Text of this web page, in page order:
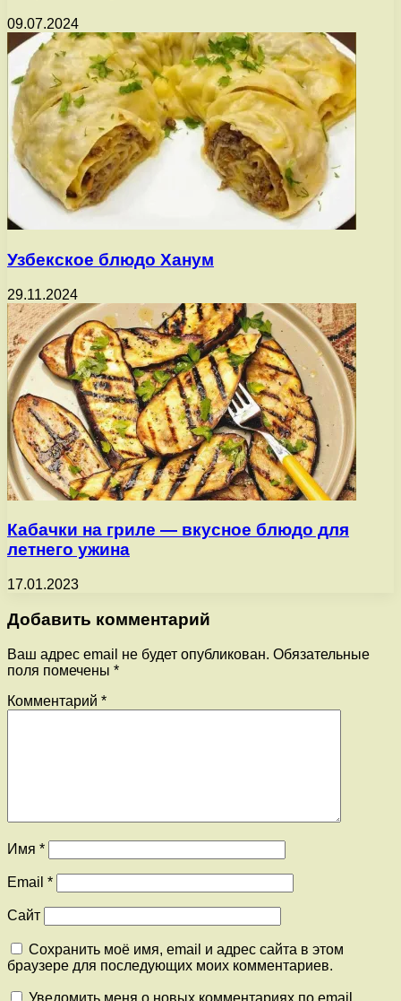
09.07.2024
Узбекское блюдо Ханум
29.11.2024
Кабачки на гриле — вкусное блюдо для
летнего ужина
17.01.2023
Добавить комментарий
Ваш адрес email не будет опубликован. Обязательные
поля помечены *
Комментарий *
Имя *
Email *
Сайт
Сохранить моё имя, email и адрес сайта в этом
браузере для последующих моих комментариев.
Уведомить меня о новых комментариях по email.